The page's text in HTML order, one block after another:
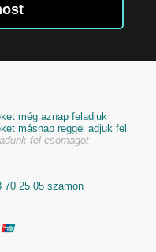
még aznap feladjuk
másnap reggel adjuk fel
fel csomagot
70 25 05 számon